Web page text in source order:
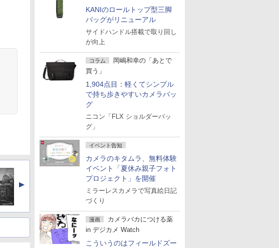
KANIのロールトップ型三脚
バッグがリニューアル
サイドハンドル搭載で取り回し
が向上
コラム
岡嶋和幸の「あとで
買う」
1,904点目：軽くてシンプル
で持ち歩きやすいカメラバッ
グ
ニコン「FLX ショルダーバッ
グ」
イベント告知
カメラのキタムラ、無料体験
イベント「夏休み親子フォト
プロジェクト」を開催
ミラーレスカメラで写真絵日記
づくり
漫画
カメラバカにつける薬
in デジカメ Watch
こういうのはフィールドズー
▲